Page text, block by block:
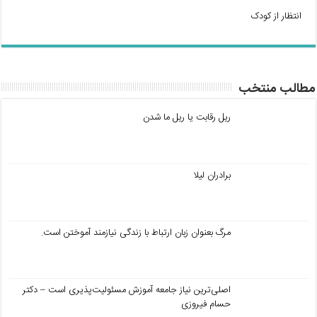
انتظار از کودک
مطالب منتخب
ریل رقابت یا ریل ما شدن
برادران لیلا
مرگ بعنوان زبان ارتباط با زندگی نیازمند آموختن است.
اصلی‌ترین نیاز جامعه آموزش مسئولیت‌پذیری است – دکتر
حسام فیروزی